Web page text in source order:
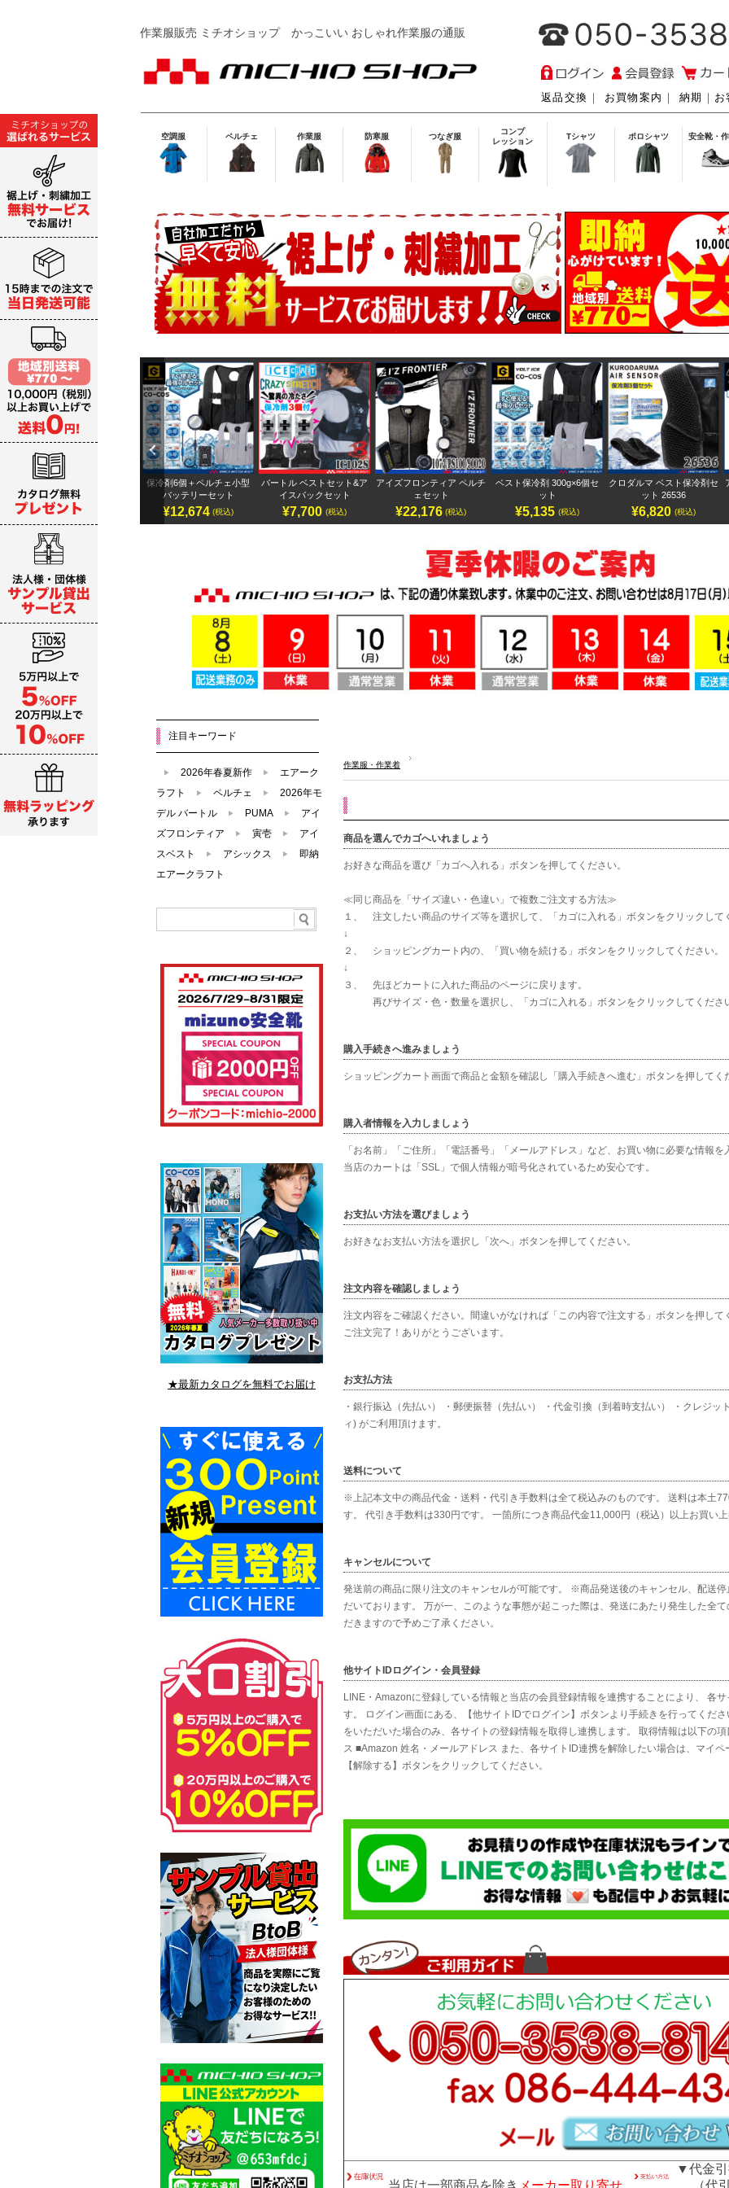
作業服販売 ミチオショップかっこいい おしゃれ作業服の通販
返品交換 ｜ お買物案内 ｜ 納期 ｜ お
空調服 ペルチェ 作業服 防寒服 つなぎ服
コンプ
レッション
Tシャツ ポロシャツ 安全靴・
Previ
ous
アイズフロンティア 32Vバ
ッテリーセット
¥19,987～
保冷剤6個＋ペルチェ小型
バッテリーセット
¥12,674 (税込)
バートル ベストセット&ア
イスパックセット
¥7,700 (税込)
アイズフロンティア ペルチ
ェセット
¥22,176 (税込)
ベスト保冷剤 300g×6個セ
ット
¥5,135 (税込)
クロダルマ ベスト保冷剤セ
ット 26536
¥6,820 (税込)
作業服・作業着
商品を選んでカゴへいれましょう
お好きな商品を選び「カゴへ入れる」ボタンを押してください。
≪同じ商品を「サイズ違い・色違い」で複数ご注文する方法≫
１、 注文したい商品のサイズ等を選択して、「カゴに入れる」ボタンをクリックして
↓
２、 ショッピングカート内の、「買い物を続ける」ボタンをクリックしてください。
↓
３、 先ほどカートに入れた商品のページに戻ります。
再びサイズ・色・数量を選択し、「カゴに入れる」ボタンをクリックしてくださ
購入手続きへ進みましょう
ショッピングカート画面で商品と金額を確認し「購入手続きへ進む」ボタンを押してく
購入者情報を入力しましょう
「お名前」「ご住所」「電話番号」「メールアドレス」など、お買い物に必要な情報を
当店のカートは「SSL」で個人情報が暗号化されているため安心です。
お支払い方法を選びましょう
お好きなお支払い方法を選択し「次へ」ボタンを押してください。
注文内容を確認しましょう
注文内容をご確認ください。間違いがなければ「この内容で注文する」ボタンを押して
ご注文完了！ありがとうございます。
お支払方法
・銀行振込（先払い） ・郵便振替（先払い） ・代金引換（到着時支払い） ・クレジ
ィ) がご利用頂けます。
送料について
※上記本文中の商品代金・送料・代引き手数料は全て税込みのものです。 送料は本土
す。 代引き手数料は330円です。 一箇所につき商品代金11,000円（税込）以上お買い上
キャンセルについて
発送前の商品に限り注文のキャンセルが可能です。 ※商品発送後のキャンセル、配送
だいております。 万が一、このような事態が起こった際は、発送にあたり発生した全
だきますので予めご了承ください。
他サイトIDログイン・会員登録
LINE・Amazonに登録している情報と当店の会員登録情報を連携することにより、 各
す。 ログイン画面にある、【他サイトIDでログイン】ボタンより手続きを行ってくだ
をいただいた場合のみ、各サイトの登録情報を取得し連携します。 取得情報は以下の
ス ■Amazon 姓名・メールアドレス また、各サイトID連携を解除したい場合は、マイ
【解除する】ボタンをクリックしてください。
▼代金
注目キーワード
2026年春夏新作
エアーク
ラフト
ペルチェ
2026年モ
デル バートル
PUMA
アイ
ズフロンティア
寅壱
アイ
スベスト
アシックス
即納
エアークラフト
★最新カタログを無料でお届け